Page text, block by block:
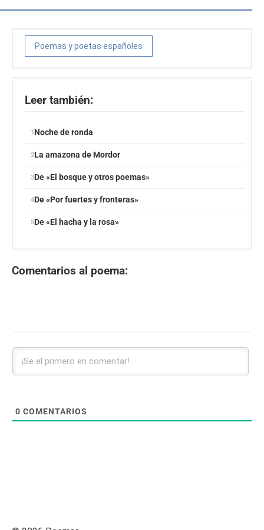
Poemas y poetas españoles
Leer también:
Noche de ronda
La amazona de Mordor
De «El bosque y otros poemas»
De «Por fuertes y fronteras»
De «El hacha y la rosa»
Comentarios al poema:
0 COMENTARIOS